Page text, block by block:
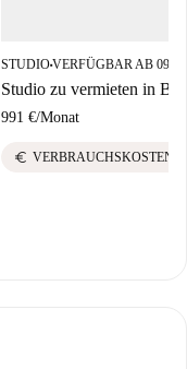
STUDIO■VERFÜGBAR AB 09
Studio zu vermieten in
991 €/Monat
euro VERBRAUCHSKOSTEN